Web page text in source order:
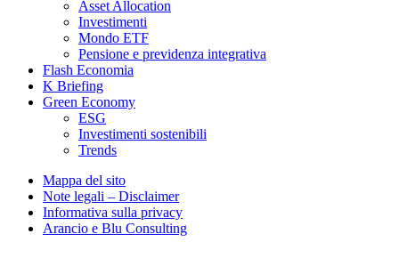
Asset Allocation
Investimenti
Mondo ETF
Pensione e previdenza integrativa
Flash Economia
K Briefing
Green Economy
ESG
Investimenti sostenibili
Trends
Mappa del sito
Note legali – Disclaimer
Informativa sulla privacy
Arancio e Blu Consulting